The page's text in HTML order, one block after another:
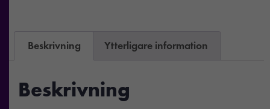
Beskrivning Ytterligare information
Beskrivning